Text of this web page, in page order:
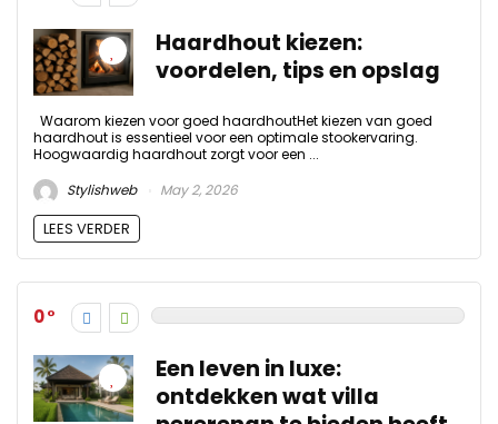
Haardhout kiezen:
voordelen, tips en opslag
Waarom kiezen voor goed haardhoutHet kiezen van goed
haardhout is essentieel voor een optimale stookervaring.
Hoogwaardig haardhout zorgt voor een ...
Stylishweb
May 2, 2026
LEES VERDER
0
Een leven in luxe:
ontdekken wat villa